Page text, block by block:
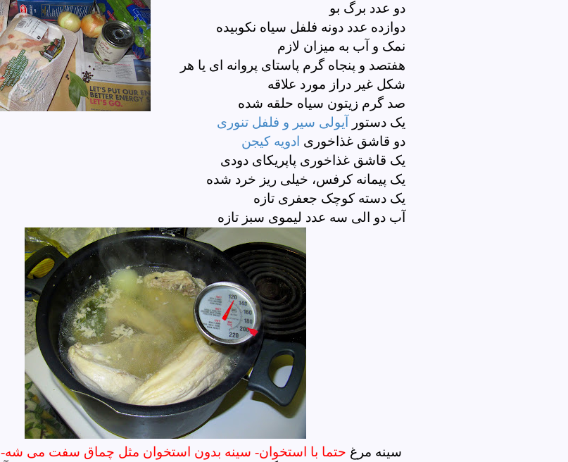
دو عدد برگ بو
دوازده عدد دونه فلفل سیاه نکوبیده
نمک و آب به میزان لازم
هفتصد و پنجاه گرم پاستای پروانه ای یا هر
شکل غیر دراز مورد علاقه
صد گرم زیتون سیاه حلقه شده
یک دستور
آیولی سیر و فلفل تنوری
دو قاشق غذاخوری ادویه کیجن
یک قاشق غذاخوری پاپریکای دودی
یک پیمانه کرفس، خیلی ریز خرد شده
یک دسته کوچک جعفری تازه
آب دو الی سه عدد لیموی سبز تازه
سینه مرغ حتما با استخوان- سینه بدون استخوان مثل چماق سفت می شه-